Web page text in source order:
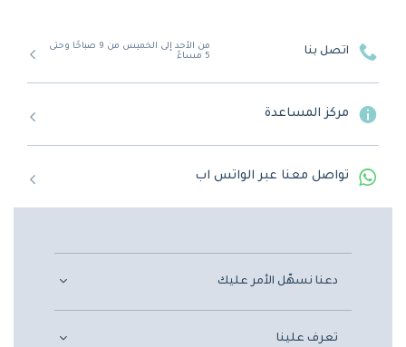
اتصل بنا
من الأحد إلى الخميس من 9 صباحًا وحتى
5 مساءً
مركز المساعدة
تواصل معنا عبر الواتس اب
دعنا نسهّل الأمر عليك
تعرف علينا